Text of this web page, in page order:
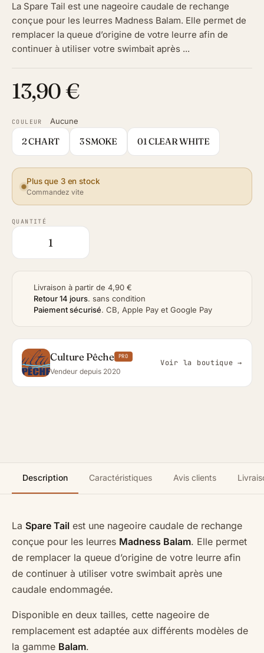
La Spare Tail est une nageoire caudale de rechange
conçue pour les leurres Madness Balam. Elle permet de
remplacer la queue d’origine de votre leurre afin de
continuer à utiliser votre swimbait après ...
13,90 €
COULEUR Aucune
2 CHART 3 SMOKE 01 CLEAR WHITE
Plus que 3 en stock
Commandez vite
QUANTITÉ
Livraison à partir de 4,90 €
Retour 14 jours. sans condition
Paiement sécurisé. CB, Apple Pay et Google Pay
Culture Pêche PRO
Vendeur depuis 2020
Voir la boutique →
Description Caractéristiques Avis clients
La Spare Tail est une nageoire caudale de rechange
conçue pour les leurres Madness Balam. Elle permet
de remplacer la queue d’origine de votre leurre afin
de continuer à utiliser votre swimbait après une
caudale endommagée.
Disponible en deux tailles, cette nageoire de
remplacement est adaptée aux différents modèles de
la gamme Balam.